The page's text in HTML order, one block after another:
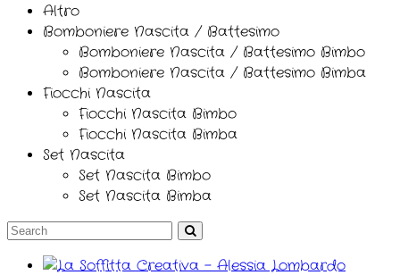
Altro
Bomboniere Nascita / Battesimo
Bomboniere Nascita / Battesimo Bimbo
Bomboniere Nascita / Battesimo Bimba
Fiocchi Nascita
Fiocchi Nascita Bimbo
Fiocchi Nascita Bimba
Set Nascita
Set Nascita Bimbo
Set Nascita Bimba